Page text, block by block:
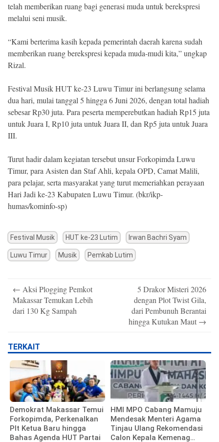
telah memberikan ruang bagi generasi muda untuk berekspresi
melalui seni musik.
“Kami berterima kasih kepada pemerintah daerah karena sudah
memberikan ruang berekspresi kepada muda-mudi kita,” ungkap
Rizal.
Festival Musik HUT ke-23 Luwu Timur ini berlangsung selama
dua hari, mulai tanggal 5 hingga 6 Juni 2026, dengan total hadiah
sebesar Rp30 juta. Para peserta memperebutkan hadiah Rp15 juta
untuk Juara I, Rp10 juta untuk Juara II, dan Rp5 juta untuk Juara
III.
Turut hadir dalam kegiatan tersebut unsur Forkopimda Luwu
Timur, para Asisten dan Staf Ahli, kepala OPD, Camat Malili,
para pelajar, serta masyarakat yang turut memeriahkan perayaan
Hari Jadi ke-23 Kabupaten Luwu Timur. (bkr/ikp-
humas/kominfo-sp)
Festival Musik HUT ke-23 Lutim Irwan Bachri Syam
Luwu Timur Musik Pemkab Lutim
navigation
← Aksi Plogging Pemkot
Makassar Temukan Lebih
dari 130 Kg Sampah
5 Drakor Misteri 2026
dengan Plot Twist Gila,
dari Pembunuh Berantai
hingga Kutukan Maut →
TERKAIT
Demokrat Makassar Temui
Forkopimda, Perkenalkan
Plt Ketua Baru hingga
Bahas Agenda HUT Partai
HMI MPO Cabang Mamuju
Mendesak Menteri Agama
Tinjau Ulang Rekomendasi
Calon Kepala Kemenag